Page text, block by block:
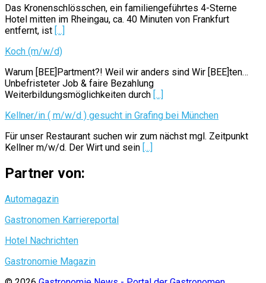
Das Kronenschlösschen, ein familiengeführtes 4-Sterne
Hotel mitten im Rheingau, ca. 40 Minuten von Frankfurt
entfernt, ist [...]
Koch (m/w/d)
Warum [BEE]Partment?! Weil wir anders sind Wir [BEE]ten…
Unbefristeter Job & faire Bezahlung
Weiterbildungsmöglichkeiten durch [...]
Kellner/in ( m/w/d ) gesucht in Grafing bei München
Für unser Restaurant suchen wir zum nächst mgl. Zeitpunkt
Kellner m/w/d. Der Wirt und sein [...]
Partner von:
Automagazin
Gastronomen Karriereportal
Hotel Nachrichten
Gastronomie Magazin